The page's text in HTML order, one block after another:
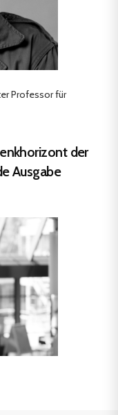
Professor für
der
Ausgabe